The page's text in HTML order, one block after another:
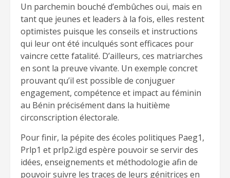
Un parchemin bouché d’embûches oui, mais en
tant que jeunes et leaders à la fois, elles restent
optimistes puisque les conseils et instructions
qui leur ont été inculqués sont efficaces pour
vaincre cette fatalité. D’ailleurs, ces matriarches
en sont la preuve vivante. Un exemple concret
prouvant qu’il est possible de conjuguer
engagement, compétence et impact au féminin
au Bénin précisément dans la huitième
circonscription électorale.
Pour finir, la pépite des écoles politiques Paeg1,
Prlp1 et prlp2.igd espère pouvoir se servir des
idées, enseignements et méthodologie afin de
pouvoir suivre les traces de leurs génitrices en